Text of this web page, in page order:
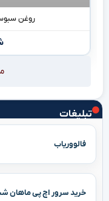
تبلیغات
فالووریاب
خرید سرور اچ پی ماهان
روغن